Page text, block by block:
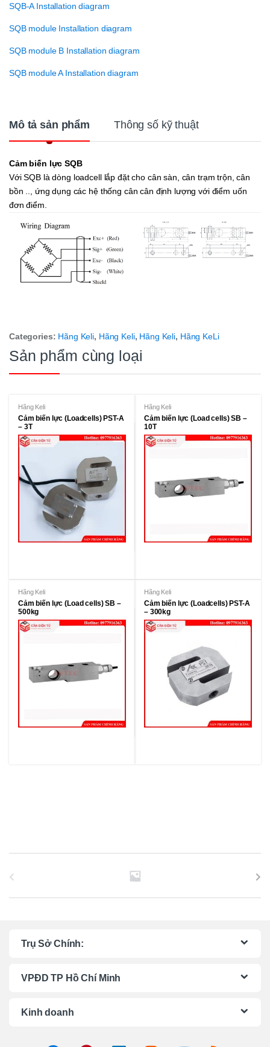
SQB-A Installation diagram
SQB module Installation diagram
SQB module B Installation diagram
SQB module A Installation diagram
Mô tả sản phẩm Thông số kỹ thuật
Cảm biến lực SQB
Với SQB là dòng loadcell lắp đặt cho cân sàn, cân trạm trộn, cân
bồn .., ứng dụng các hệ thống cân cân định lượng với điểm uốn
đơn điểm.
Categories: Hãng Keli, Hãng Keli, Hãng Keli, Hãng KeLi
Sản phẩm cùng loại
Hãng Keli
Cảm biến lực (Loadcells) PST-A
– 3T
Hãng Keli
Cảm biến lực (Load cells) SB –
10T
Hãng Keli
Cảm biến lực (Load cells) SB –
500kg
Hãng Keli
Cảm biến lực (Loadcells) PST-A
– 300kg
Trụ Sở Chính:
VPĐD TP Hồ Chí Minh
Kinh doanh